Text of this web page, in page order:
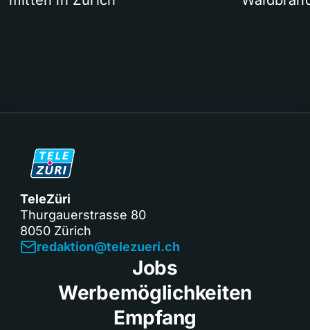
TeleZüri
Thurgauerstrasse 80
8050 Zürich
redaktion@telezueri.ch
Jobs
Werbemöglichkeiten
Empfang